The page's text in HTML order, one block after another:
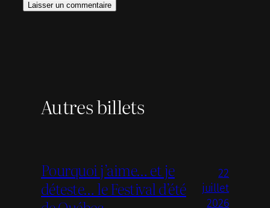
Autres billets
Pourquoi j’aime… et je
déteste… le Festival d’été
22
juillet
2026